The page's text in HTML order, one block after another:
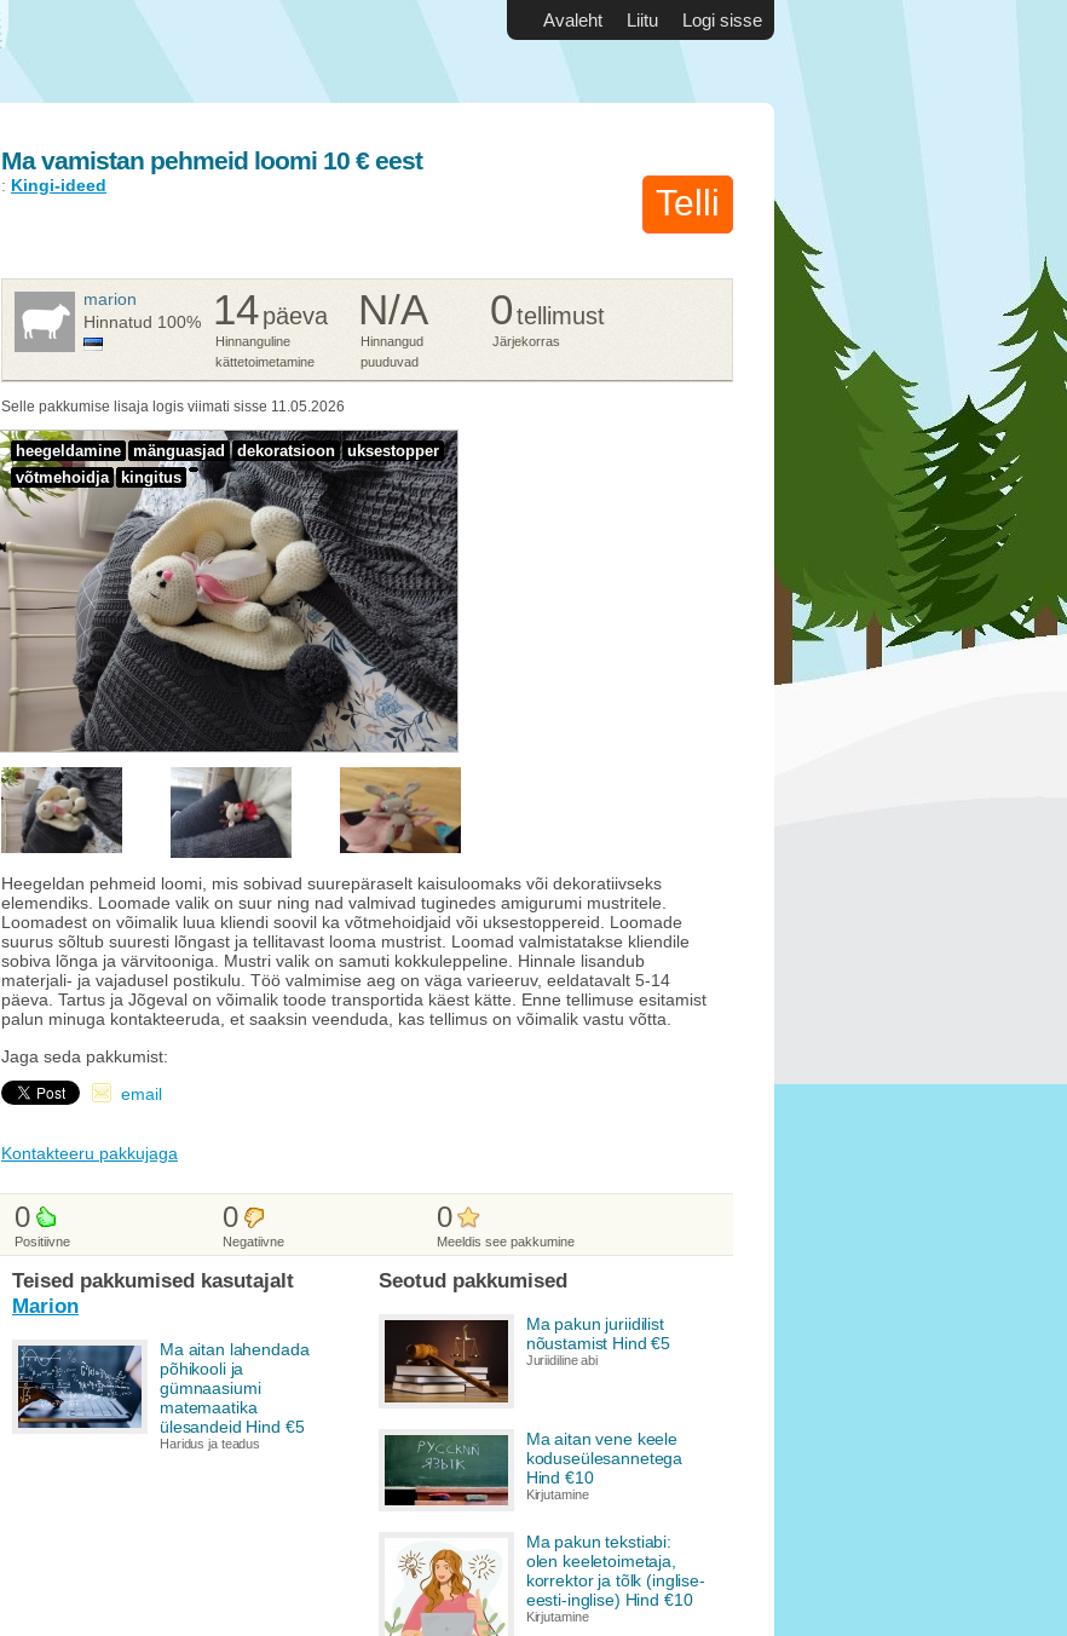
Avaleht Liitu Logi sisse
Ma vamistan pehmeid loomi 10 € eest
Telli
: Kingi-ideed
marion
Hinnatud 100% 14päeva
Hinnanguline
kättetoimetamine
N/A
Hinnangud
puuduvad
0tellimust
Järjekorras
Selle pakkumise lisaja logis viimati sisse 11.05.2026
heegeldamine mänguasjad dekoratsioon
uksestopper
võtmehoidja
kingitus
Heegeldan pehmeid loomi, mis sobivad suurepäraselt kaisuloomaks või dekoratiivseks
elemendiks. Loomade valik on suur ning nad valmivad tuginedes amigurumi mustritele.
Loomadest on võimalik luua kliendi soovil ka võtmehoidjaid või uksestoppereid. Loomade
suurus sõltub suuresti lõngast ja tellitavast looma mustrist. Loomad valmistatakse kliendile
sobiva lõnga ja värvitooniga. Mustri valik on samuti kokkuleppeline. Hinnale lisandub
materjali- ja vajadusel postikulu. Töö valmimise aeg on väga varieeruv, eeldatavalt 5-14
päeva. Tartus ja Jõgeval on võimalik toode transportida käest kätte. Enne tellimuse esitamist
palun minuga kontakteeruda, et saaksin veenduda, kas tellimus on võimalik vastu võtta.
Jaga seda pakkumist:
email
Kontakteeru pakkujaga
0
Positiivne
0
Negatiivne
0
Meeldis see pakkumine
Teised pakkumised kasutajalt
Marion
Ma aitan lahendada
põhikooli ja
gümnaasiumi
matemaatika
ülesandeid Hind €5
Haridus ja teadus
Seotud pakkumised
Ma pakun juriidilist
nõustamist Hind €5
Juriidiline abi
Ma aitan vene keele
koduseülesannetega
Hind €10
Kirjutamine
Ma pakun tekstiabi:
olen keeletoimetaja,
korrektor ja tõlk (inglise-
eesti-inglise) Hind €10
Kirjutamine